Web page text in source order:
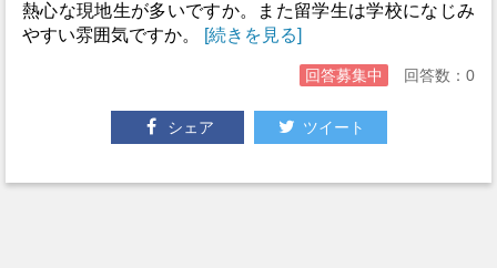
熱心な現地生が多いですか。また留学生は学校になじみ
やすい雰囲気ですか。
[続きを見る]
回答募集中 回答数：0
シェア ツイート